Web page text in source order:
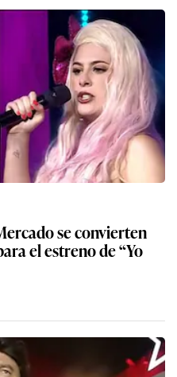
se convierten
el estreno de “Yo